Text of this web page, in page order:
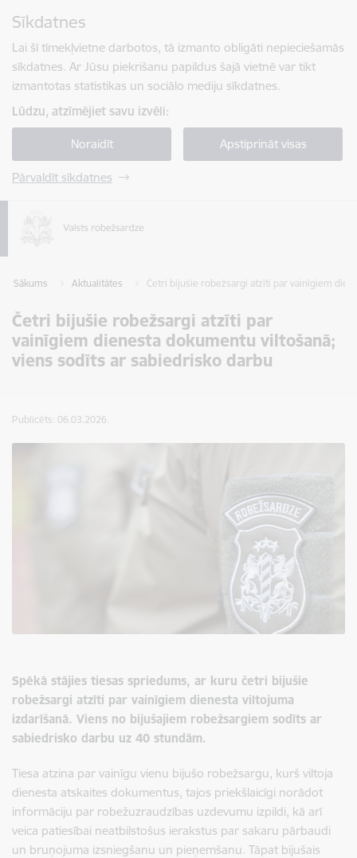
Sīkdatnes
Lai šī tīmekļvietne darbotos, tā izmanto obligāti nepieciešamās
sīkdatnes. Ar Jūsu piekrišanu papildus šajā vietnē var tikt
izmantotas statistikas un sociālo mediju sīkdatnes.
Lūdzu, atzīmējiet savu izvēli:
Noraidīt Apstiprināt visas
Pārvaldīt sīkdatnes
Sākums Aktualitātes Četri bijušie robežsargi atzīti par vainīgiem
Četri bijušie robežsargi atzīti par
vainīgiem dienesta dokumentu viltošanā;
viens sodīts ar sabiedrisko darbu
Publicēts: 06.03.2026.
Spēkā stājies tiesas spriedums, ar kuru četri bijušie
robežsargi atzīti par vainīgiem dienesta viltojuma
izdarīšanā. Viens no bijušajiem robežsargiem sodīts ar
sabiedrisko darbu uz 40 stundām.
Tiesa atzina par vainīgu vienu bijušo robežsargu, kurš viltoja
dienesta atskaites dokumentus, tajos priekšlaicīgi norādot
informāciju par robežuzraudzības uzdevumu izpildi, kā arī
veica patiesībai neatbilstošus ierakstus par sakaru pārbaudi
un bruņojuma izsniegšanu un pieņemšanu. Tāpat bijušais